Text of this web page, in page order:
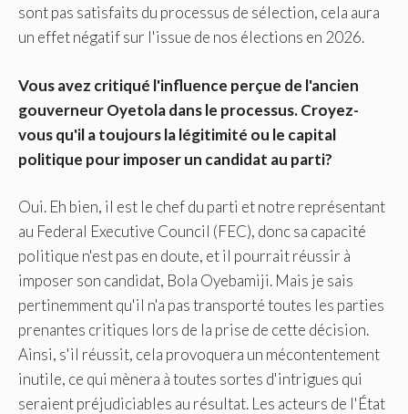
sont pas satisfaits du processus de sélection, cela aura
un effet négatif sur l'issue de nos élections en 2026.
Vous avez critiqué l'influence perçue de l'ancien
gouverneur Oyetola dans le processus. Croyez-
vous qu'il a toujours la légitimité ou le capital
politique pour imposer un candidat au parti?
Oui. Eh bien, il est le chef du parti et notre représentant
au Federal Executive Council (FEC), donc sa capacité
politique n'est pas en doute, et il pourrait réussir à
imposer son candidat, Bola Oyebamiji. Mais je sais
pertinemment qu'il n'a pas transporté toutes les parties
prenantes critiques lors de la prise de cette décision.
Ainsi, s'il réussit, cela provoquera un mécontentement
inutile, ce qui mènera à toutes sortes d'intrigues qui
seraient préjudiciables au résultat. Les acteurs de l'État